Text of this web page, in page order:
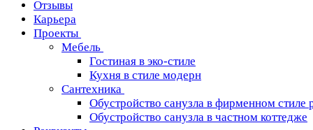
Отзывы
Карьера
Проекты
Мебель
Гостиная в эко-стиле
Кухня в стиле модерн
Сантехника
Обустройство санузла в фирменном стиле
Обустройство санузла в частном коттедже